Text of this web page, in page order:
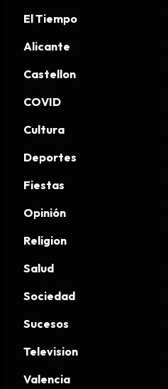
El Tiempo
Alicante
Castellon
COVID
Cultura
Deportes
Fiestas
Opinión
Religion
Salud
Sociedad
Sucesos
Television
Valencia